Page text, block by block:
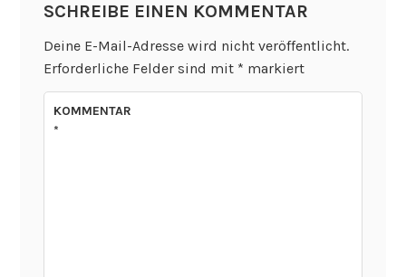
SCHREIBE EINEN KOMMENTAR
Deine E-Mail-Adresse wird nicht veröffentlicht.
Erforderliche Felder sind mit * markiert
KOMMENTAR
*